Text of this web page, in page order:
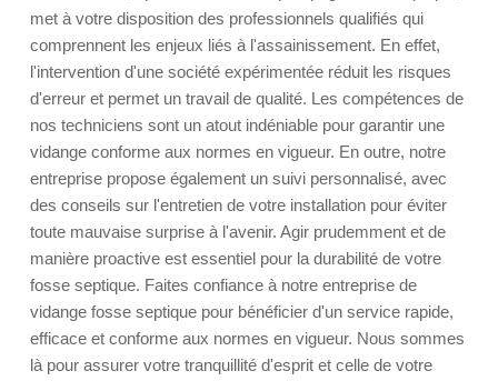
met à votre disposition des professionnels qualifiés qui
comprennent les enjeux liés à l'assainissement. En effet,
l'intervention d'une société expérimentée réduit les risques
d'erreur et permet un travail de qualité. Les compétences de
nos techniciens sont un atout indéniable pour garantir une
vidange conforme aux normes en vigueur. En outre, notre
entreprise propose également un suivi personnalisé, avec
des conseils sur l'entretien de votre installation pour éviter
toute mauvaise surprise à l'avenir. Agir prudemment et de
manière proactive est essentiel pour la durabilité de votre
fosse septique. Faites confiance à notre entreprise de
vidange fosse septique pour bénéficier d'un service rapide,
efficace et conforme aux normes en vigueur. Nous sommes
là pour assurer votre tranquillité d'esprit et celle de votre